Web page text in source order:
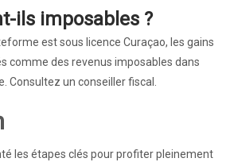
ils imposables ?
est sous licence Curaçao, les gains
comme des revenus imposables dans
Consultez un conseiller fiscal.
les étapes clés pour profiter pleinement